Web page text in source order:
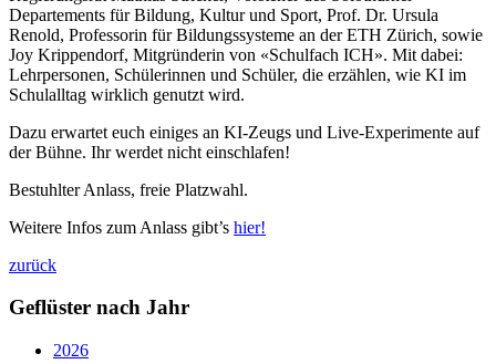
Departements für Bildung, Kultur und Sport, Prof. Dr. Ursula
Renold, Professorin für Bildungssysteme an der ETH Zürich, sowie
Joy Krippendorf, Mitgründerin von «Schulfach ICH». Mit dabei:
Lehrpersonen, Schülerinnen und Schüler, die erzählen, wie KI im
Schulalltag wirklich genutzt wird.
Dazu erwartet euch einiges an KI-Zeugs und Live-Experimente auf
der Bühne. Ihr werdet nicht einschlafen!
Bestuhlter Anlass, freie Platzwahl.
Weitere Infos zum Anlass gibt’s hier!
zurück
Geflüster nach Jahr
2026